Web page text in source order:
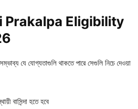
Prakalpa Eligibility
যে যোগ্যতাগুলি থাকতে পারে সেগুলি নিচে দেওয়া
বাসিন্দা হতে হবে